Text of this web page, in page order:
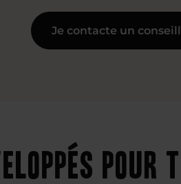
Je contacte un